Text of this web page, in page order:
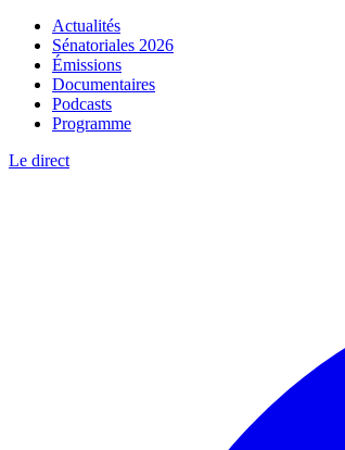
Actualités
Sénatoriales 2026
Émissions
Documentaires
Podcasts
Programme
Le direct